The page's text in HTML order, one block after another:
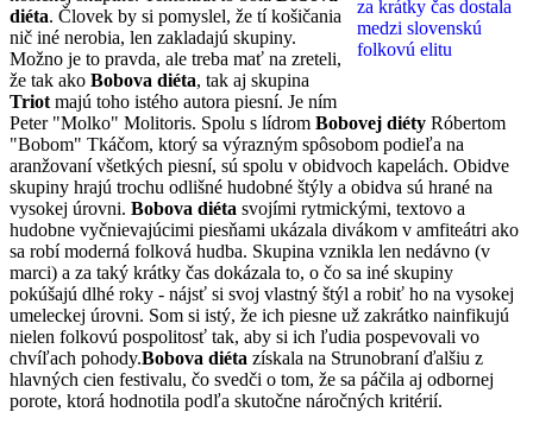
diéta. Človek by si pomyslel, že tí košičania
nič iné nerobia, len zakladajú skupiny.
Možno je to pravda, ale treba mať na zreteli,
že tak ako Bobova diéta, tak aj skupina
Triot majú toho istého autora piesní. Je ním
Peter "Molko" Molitoris. Spolu s lídrom Bobovej diéty Róbertom
"Bobom" Tkáčom, ktorý sa výrazným spôsobom podieľa na
aranžovaní všetkých piesní, sú spolu v obidvoch kapelách. Obidve
skupiny hrajú trochu odlišné hudobné štýly a obidva sú hrané na
vysokej úrovni. Bobova diéta svojími rytmickými, textovo a
hudobne vyčnievajúcimi piesňami ukázala divákom v amfiteátri ako
sa robí moderná folková hudba. Skupina vznikla len nedávno (v
marci) a za taký krátky čas dokázala to, o čo sa iné skupiny
pokúšajú dlhé roky - nájsť si svoj vlastný štýl a robiť ho na vysokej
umeleckej úrovni. Som si istý, že ich piesne už zakrátko nainfikujú
nielen folkovú pospolitosť tak, aby si ich ľudia pospevovali vo
chvíľach pohody.Bobova diéta získala na Strunobraní ďalšiu z
hlavných cien festivalu, čo svedči o tom, že sa páčila aj odbornej
porote, ktorá hodnotila podľa skutočne náročných kritérií.